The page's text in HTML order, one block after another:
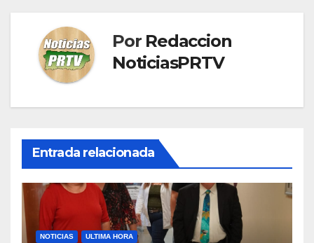
Por Redaccion
NoticiasPRTV
Entrada relacionada
NOTICIAS ULTIMA HORA